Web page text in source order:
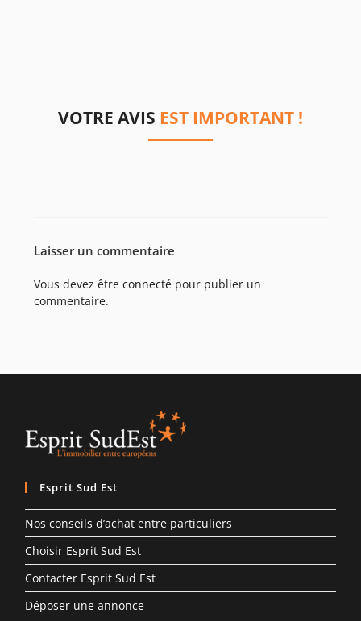
VOTRE AVIS EST IMPORTANT !
Laisser un commentaire
Vous devez êtreconnecté pour publier un
commentaire.
Esprit Sud Est
Nos conseils d’achat entre particuliers
Choisir Esprit Sud Est
Contacter Esprit Sud Est
Déposer une annonce